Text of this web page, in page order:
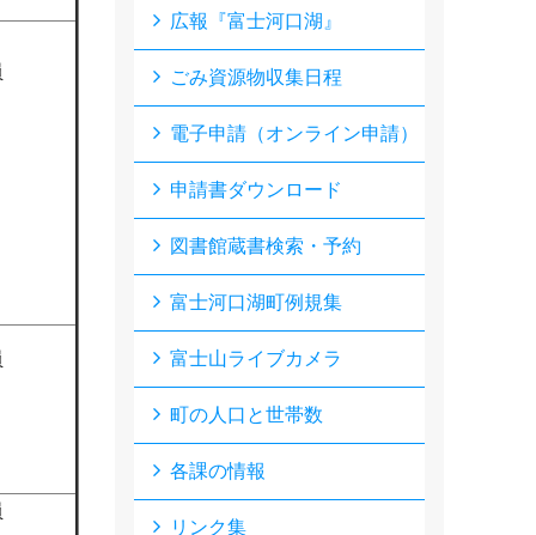
広報『富士河口湖』
ごみ資源物収集日程
電子申請（オンライン申請）
申請書ダウンロード
図書館蔵書検索・予約
富士河口湖町例規集
富士山ライブカメラ
町の人口と世帯数
各課の情報
リンク集